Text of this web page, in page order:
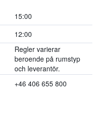
15:00
12:00
Regler varierar
beroende på rumstyp
och leverantör.
+46 406 655 800